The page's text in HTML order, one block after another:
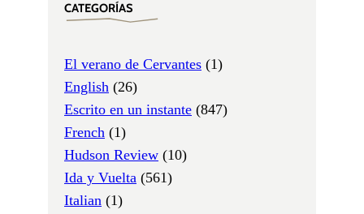
CATEGORÍAS
El verano de Cervantes (1)
English (26)
Escrito en un instante (847)
French (1)
Hudson Review (10)
Ida y Vuelta (561)
Italian (1)